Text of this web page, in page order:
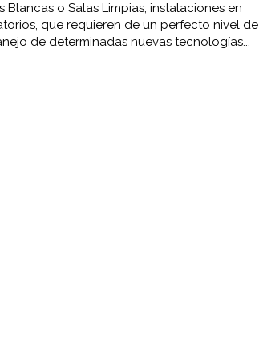
Blancas o Salas Limpias, instalaciones en
que requieren de un perfecto nivel de
de determinadas nuevas tecnologías...